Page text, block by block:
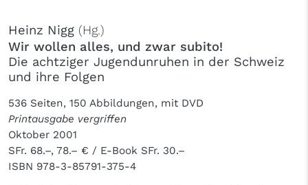
Heinz Nigg (Hg.)
Wir wollen alles, und zwar subito!
Die achtziger Jugendunruhen in der Schweiz
und ihre Folgen
536 Seiten, 150 Abbildungen, mit DVD
Printausgabe vergriffen
Oktober 2001
SFr. 68.–, 78.– € / E-Book SFr. 30.–
ISBN 978-3-85791-375-4